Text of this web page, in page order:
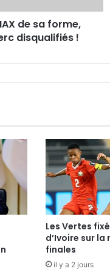
de sa forme,
disqualifiés !
Les Vertes
d’Ivoire sur
finales
il y a 2 jours